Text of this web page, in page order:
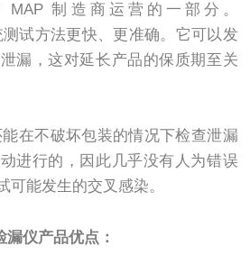
制造商运营的一部分。
试方法更快、更准确。它可以发
漏，这对延长产品的保质期至关
不破坏包装的情况下检查泄漏
进行的，因此几乎没有人为错误
可能发生的交叉感染。
仪产品优点：